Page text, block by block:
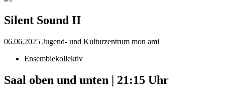
Silent Sound II
06.06.2025 Jugend- und Kulturzentrum mon ami
Ensemblekollektiv
Saal oben und unten | 21:15 Uhr